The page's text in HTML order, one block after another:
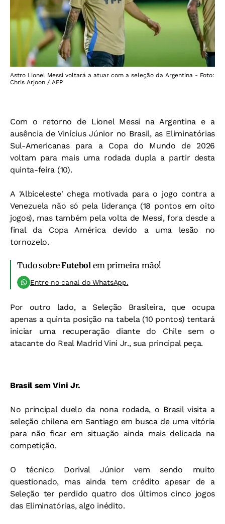
Astro Lionel Messi voltará a atuar com a seleção da Argentina - Foto:
Chris Arjoon / AFP
Com o retorno de Lionel Messi na Argentina e a
ausência de Vinícius Júnior no Brasil, as Eliminatórias
Sul-Americanas para a Copa do Mundo de 2026
voltam para mais uma rodada dupla a partir desta
quinta-feira (10).
A 'Albiceleste' chega motivada para o jogo contra a
Venezuela não só pela liderança (18 pontos em oito
jogos), mas também pela volta de Messi, fora desde a
final da Copa América devido a uma lesão no
tornozelo.
Tudo sobreFutebol em primeira mão!
Entre no canal do WhatsApp.
Por outro lado, a Seleção Brasileira, que ocupa
apenas a quinta posição na tabela (10 pontos) tentará
iniciar uma recuperação diante do Chile sem o
atacante do Real Madrid Vini Jr., sua principal peça.
Brasil sem Vini Jr.
No principal duelo da nona rodada, o Brasil visita a
seleção chilena em Santiago em busca de uma vitória
para não ficar em situação ainda mais delicada na
competição.
O técnico Dorival Júnior vem sendo muito
questionado, mas ainda tem crédito apesar de a
Seleção ter perdido quatro dos últimos cinco jogos
das Eliminatórias, algo inédito.